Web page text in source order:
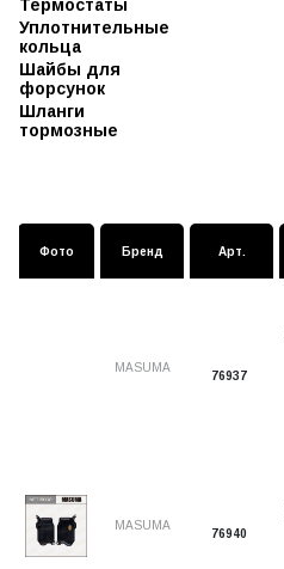
Пыльники
силиконовые
Пыльники стоек
Пыльники
шаровых
Термостаты
Уплотнительные
кольца
Шайбы для
форсунок
Шланги
тормозные
Фото Бренд Арт.
MASUMA
76937
MASUMA
76940